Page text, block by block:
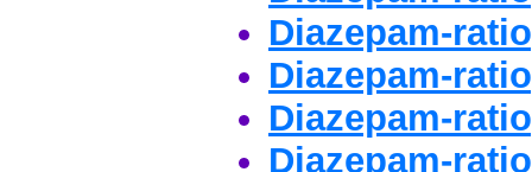
Diazepam-
Diazepam-
Diazepam-
Diazepam-